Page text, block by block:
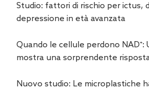
Studio: fattori di rischio per ictus,
depressione in età avanzata
Quando le cellule perdono NAD⁺:
mostra una sorprendente
Nuovo studio: Le microplastiche